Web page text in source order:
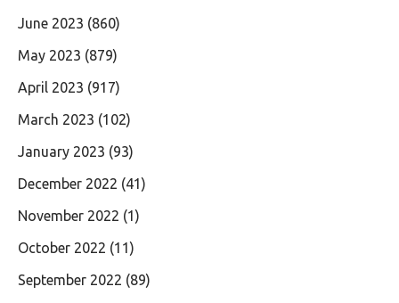
June 2023 (860)
May 2023 (879)
April 2023 (917)
March 2023 (102)
January 2023 (93)
December 2022 (41)
November 2022 (1)
October 2022 (11)
September 2022 (89)